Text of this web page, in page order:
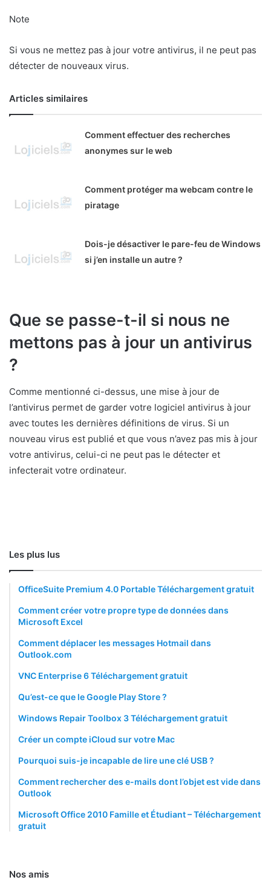
Note
Si vous ne mettez pas à jour votre antivirus, il ne peut pas
détecter de nouveaux virus.
Articles similaires
Comment effectuer des recherches
anonymes sur le web
Comment protéger ma webcam contre le
piratage
Dois-je désactiver le pare-feu de Windows
si j’en installe un autre ?
Que se passe-t-il si nous ne
mettons pas à jour un antivirus
?
Comme mentionné ci-dessus, une mise à jour de
l’antivirus permet de garder votre logiciel antivirus à jour
avec toutes les dernières définitions de virus. Si un
nouveau virus est publié et que vous n’avez pas mis à jour
votre antivirus, celui-ci ne peut pas le détecter et
infecterait votre ordinateur.
Les plus lus
OfficeSuite Premium 4.0 Portable Téléchargement gratuit
Comment créer votre propre type de données dans
Microsoft Excel
Comment déplacer les messages Hotmail dans
Outlook.com
VNC Enterprise 6 Téléchargement gratuit
Qu’est-ce que le Google Play Store ?
Windows Repair Toolbox 3 Téléchargement gratuit
Créer un compte iCloud sur votre Mac
Pourquoi suis-je incapable de lire une clé USB ?
Comment rechercher des e-mails dont l’objet est vide dans
Outlook
Microsoft Office 2010 Famille et Étudiant – Téléchargement
gratuit
Nos amis